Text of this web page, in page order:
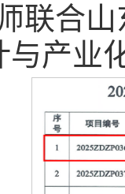
联合
产业